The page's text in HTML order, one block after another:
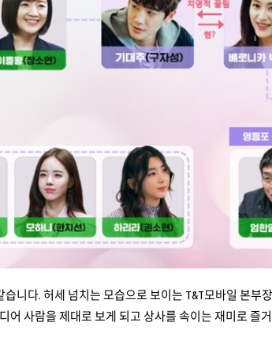
니다. 허세 넘치는 모습으로 보이는 T&T모바일 본부
어 사람을 제대로 보게 되고 상사를 속이는 재미로 즐